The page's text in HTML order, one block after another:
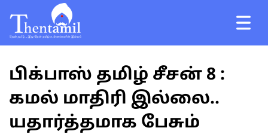
பிக்பாஸ் தமிழ் சீசன் 8 :
கமல் மாதிரி இல்லை..
யதார்த்தமாக பேசும்